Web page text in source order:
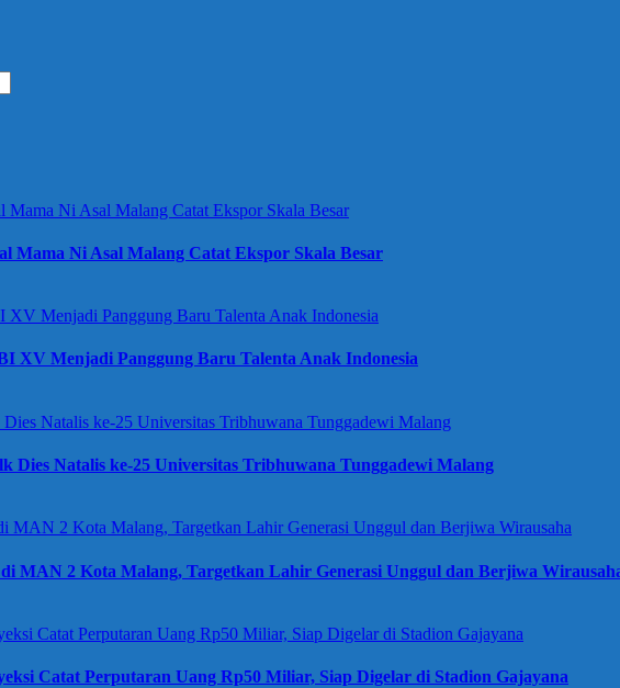
Mama Ni Asal Malang Catat Ekspor Skala Besar
XV Menjadi Panggung Baru Talenta Anak Indonesia
Dies Natalis ke-25 Universitas Tribhuwana Tunggadewi Malang
MAN 2 Kota Malang, Targetkan Lahir Generasi Unggul dan Berjiwa
Catat Perputaran Uang Rp50 Miliar, Siap Digelar di Stadion Gajayana